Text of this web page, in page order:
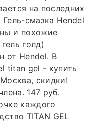
на последних
смазка Hendel
и похожие
голд)
от Hendel. В
titan gel - купить
скидки!
147 руб.
каждого
TITAN GEL